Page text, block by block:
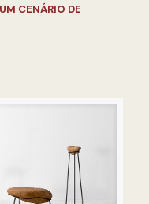
CENÁRIO DE